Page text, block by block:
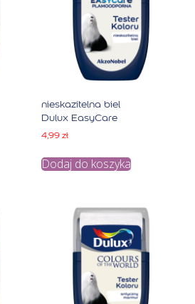
nieskazitelna biel
Dulux EasyCare
4,99zł
Dodaj do koszyka